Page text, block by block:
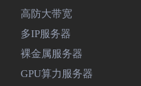
高防大带宽
多IP服务器
裸金属服务器
GPU算力服务器